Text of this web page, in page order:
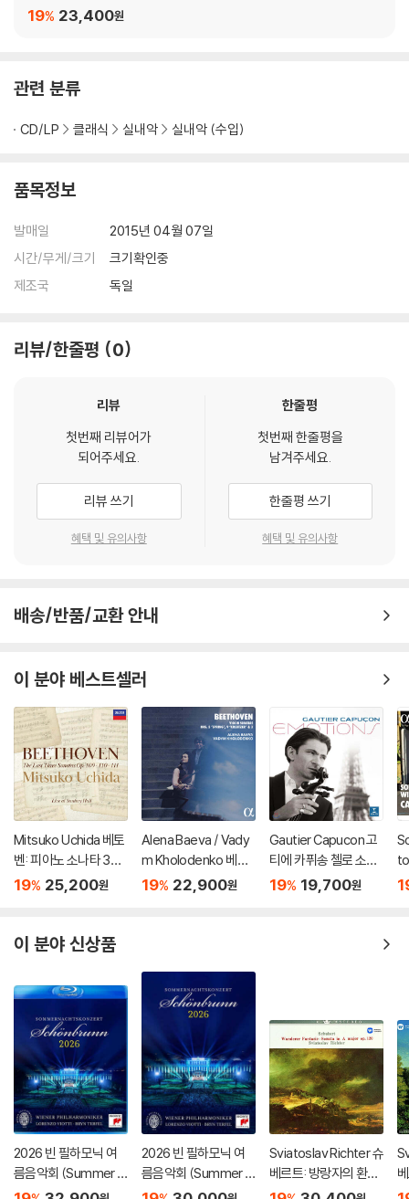
내악 전곡 (Beethove
23,400원
19%
관련 분류
CD/LP 클래식 실내악 실내악 (수입)
품목정보
발매일
2015년 04월 07일
시간/무게/크기
크기확인중
제조국
독일
리뷰/한줄평 0
리뷰
첫번째 리뷰어가
되어주세요.
리뷰 쓰기
혜택 및 유의사항
한줄평
첫번째 한줄평을
남겨주세요.
한줄평 쓰기
혜택 및 유의사항
배송/반품/교환 안내
이 분야 베스트셀러
Mitsuko Uchida 베토
벤: 피아노 소나타 30-
32번 (Beethoven: Pi
19% 25,200원
Alena Baeva / Vady
m Kholodenko 베토
벤: 바이올린 소나타 5
19% 22,900원
Gautier Capucon 고
티에 카퓌송 첼로 소품
집 (Emotions)
19% 19,700원
이 분야 신상품
2026 빈 필하모닉 여
름음악회 (Summer Ni
ght Concert 2026)
2026 빈 필하모닉 여
름음악회 (Summer Ni
ght Concert 2026)
Sviatoslav Richter 슈
베르트: 방랑자의 환상
곡 (Schubert: Wand
'